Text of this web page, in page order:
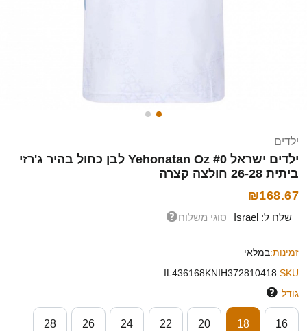
ילדים
ילדים ישראל Yehonatan Oz #0 לבן כחול בהיר ג'רזי
ביתית 26-28 חולצה קצרה
₪168.67
שלח ל: Israel סוגי משלוח
זמינות:במלאי
SKU:
IL436168KNIH372810418
גודל
16
18
20
22
24
26
28